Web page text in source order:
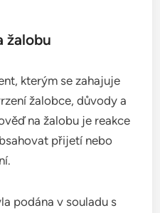
žalobu
kterým se zahajuje
žalobce, důvody a
na žalobu je reakce
přijetí nebo
podána v souladu s